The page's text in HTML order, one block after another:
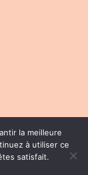
WD
la meilleure
à utiliser ce
satisfait.